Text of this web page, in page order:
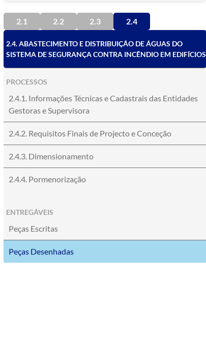
2.1 2.2 2.3 2.4
2.4. ABASTECIMENTO E DISTRIBUIÇÃO DE ÁGUAS DO
SISTEMA DE SEGURANÇA CONTRA INCÊNDIO EM EDIFÍCIOS
PROCESSOS
2.4.1. Informações Técnicas e Cadastrais das Entidades
Gestoras e Supervisora
2.4.2. Requisitos Finais de Projecto e Conceção
2.4.3. Dimensionamento
2.4.4. Pormenorização
ENTREGÁVEIS
Peças Escritas
Peças Desenhadas